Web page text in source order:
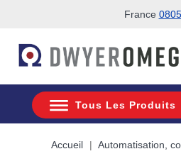
France
Tous Les Produits
Accueil Automatisation,